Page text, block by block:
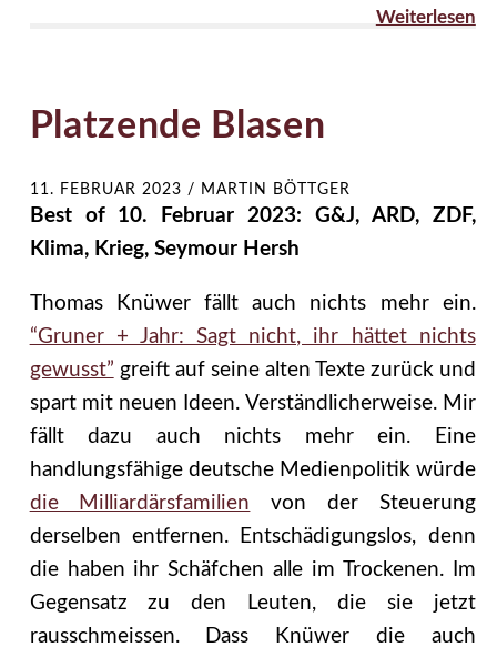
Weiterlesen
Platzende Blasen
11. FEBRUAR 2023 / MARTIN BÖTTGER
Best of 10. Februar 2023: G&J, ARD, ZDF,
Klima, Krieg, Seymour Hersh
Thomas Knüwer fällt auch nichts mehr ein.
“Gruner + Jahr: Sagt nicht, ihr hättet nichts
gewusst” greift auf seine alten Texte zurück und
spart mit neuen Ideen. Verständlicherweise. Mir
fällt dazu auch nichts mehr ein. Eine
handlungsfähige deutsche Medienpolitik würde
die Milliardärsfamilien von der Steuerung
derselben entfernen. Entschädigungslos, denn
die haben ihr Schäfchen alle im Trockenen. Im
Gegensatz zu den Leuten, die sie jetzt
rausschmeissen. Dass Knüwer die auch